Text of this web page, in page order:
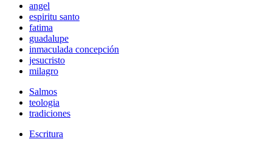
angel
espiritu santo
fatima
guadalupe
inmaculada concepción
jesucristo
milagro
Salmos
teologia
tradiciones
Escritura